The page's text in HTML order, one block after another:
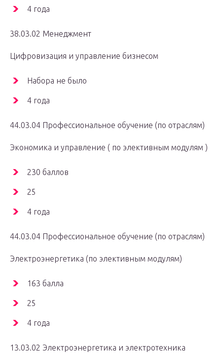
4 года
38.03.02 Менеджмент
Цифровизация и управление бизнесом
Набора не было
4 года
44.03.04 Профессиональное обучение (по отраслям)
Экономика и управление ( по элективным модулям )
230 баллов
25
4 года
44.03.04 Профессиональное обучение (по отраслям)
Электроэнергетика (по элективным модулям)
163 балла
25
4 года
13.03.02 Электроэнергетика и электротехника